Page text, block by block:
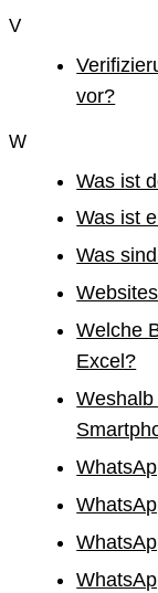
V
vor?
W
Was ist
Was ist
Was
Welche
Excel?